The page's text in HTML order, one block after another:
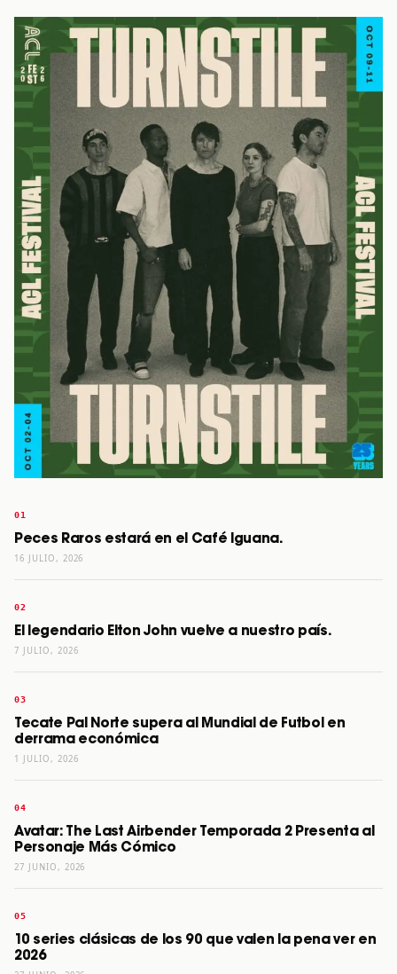
Peces Raros estará en el Café Iguana.
16 JULIO, 2026
El legendario Elton John vuelve a nuestro país.
7 JULIO, 2026
Tecate Pal Norte supera al Mundial de Futbol en
derrama económica
1 JULIO, 2026
Avatar: The Last Airbender Temporada 2 Presenta al
Personaje Más Cómico
27 JUNIO, 2026
10 series clásicas de los 90 que valen la pena ver en
2026